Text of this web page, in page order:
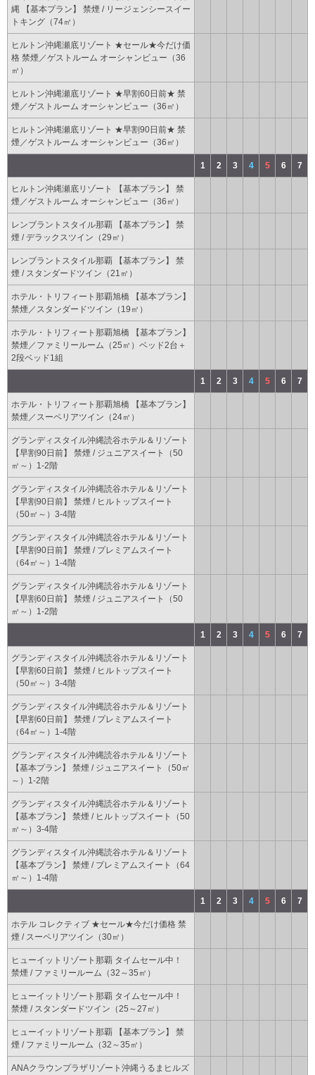
縄 【基本プラン】 禁煙 / リージェンシースイー
トキング（74㎡）
ヒルトン沖縄瀬底リゾート ★セール★今だけ価
格 禁煙／ゲストルーム オーシャンビュー（36
㎡）
ヒルトン沖縄瀬底リゾート ★早割60日前★ 禁
煙／ゲストルーム オーシャンビュー（36㎡）
ヒルトン沖縄瀬底リゾート ★早割90日前★ 禁
煙／ゲストルーム オーシャンビュー（36㎡）
1 2 3 4 5 6 7
ヒルトン沖縄瀬底リゾート 【基本プラン】 禁
煙／ゲストルーム オーシャンビュー（36㎡）
レンブラントスタイル那覇 【基本プラン】 禁
煙 / デラックスツイン（29㎡）
レンブラントスタイル那覇 【基本プラン】 禁
煙 / スタンダードツイン（21㎡）
ホテル・トリフィート那覇旭橋 【基本プラン】
禁煙／スタンダードツイン（19㎡）
ホテル・トリフィート那覇旭橋 【基本プラン】
禁煙／ファミリールーム（25㎡）ベッド2台＋
2段ベッド1組
1 2 3 4 5 6 7
ホテル・トリフィート那覇旭橋 【基本プラン】
禁煙／スーペリアツイン（24㎡）
グランディスタイル沖縄読谷ホテル＆リゾート
【早割90日前】 禁煙 / ジュニアスイート（50
㎡～）1-2階
グランディスタイル沖縄読谷ホテル＆リゾート
【早割90日前】 禁煙 / ヒルトップスイート
（50㎡～）3-4階
グランディスタイル沖縄読谷ホテル＆リゾート
【早割90日前】 禁煙 / プレミアムスイート
（64㎡～）1-4階
グランディスタイル沖縄読谷ホテル＆リゾート
【早割60日前】 禁煙 / ジュニアスイート（50
㎡～）1-2階
1 2 3 4 5 6 7
グランディスタイル沖縄読谷ホテル＆リゾート
【早割60日前】 禁煙 / ヒルトップスイート
（50㎡～）3-4階
グランディスタイル沖縄読谷ホテル＆リゾート
【早割60日前】 禁煙 / プレミアムスイート
（64㎡～）1-4階
グランディスタイル沖縄読谷ホテル＆リゾート
【基本プラン】 禁煙 / ジュニアスイート（50㎡
～）1-2階
グランディスタイル沖縄読谷ホテル＆リゾート
【基本プラン】 禁煙 / ヒルトップスイート（50
㎡～）3-4階
グランディスタイル沖縄読谷ホテル＆リゾート
【基本プラン】 禁煙 / プレミアムスイート（64
㎡～）1-4階
1 2 3 4 5 6 7
ホテル コレクティブ ★セール★今だけ価格 禁
煙 / スーペリアツイン（30㎡）
ヒューイットリゾート那覇 タイムセール中！
禁煙 / ファミリールーム（32～35㎡）
ヒューイットリゾート那覇 タイムセール中！
禁煙 / スタンダードツイン（25～27㎡）
ヒューイットリゾート那覇 【基本プラン】 禁
煙 / ファミリールーム（32～35㎡）
ANAクラウンプラザリゾート沖縄うるまヒルズ